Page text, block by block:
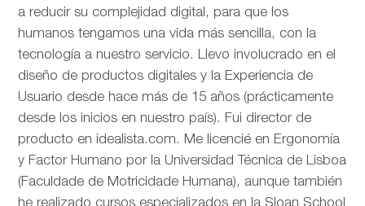
a reducir su complejidad digital, para que los
humanos tengamos una vida más sencilla, con la
tecnología a nuestro servicio. Llevo involucrado en el
diseño de productos digitales y la Experiencia de
Usuario desde hace más de 15 años (prácticamente
desde los inicios en nuestro país). Fui director de
producto en idealista.com. Me licencié en Ergonomía
y Factor Humano por la Universidad Técnica de Lisboa
(Faculdade de Motricidade Humana), aunque también